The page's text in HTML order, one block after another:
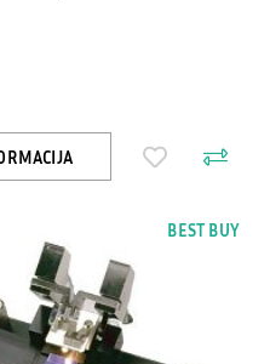
BEST BUY